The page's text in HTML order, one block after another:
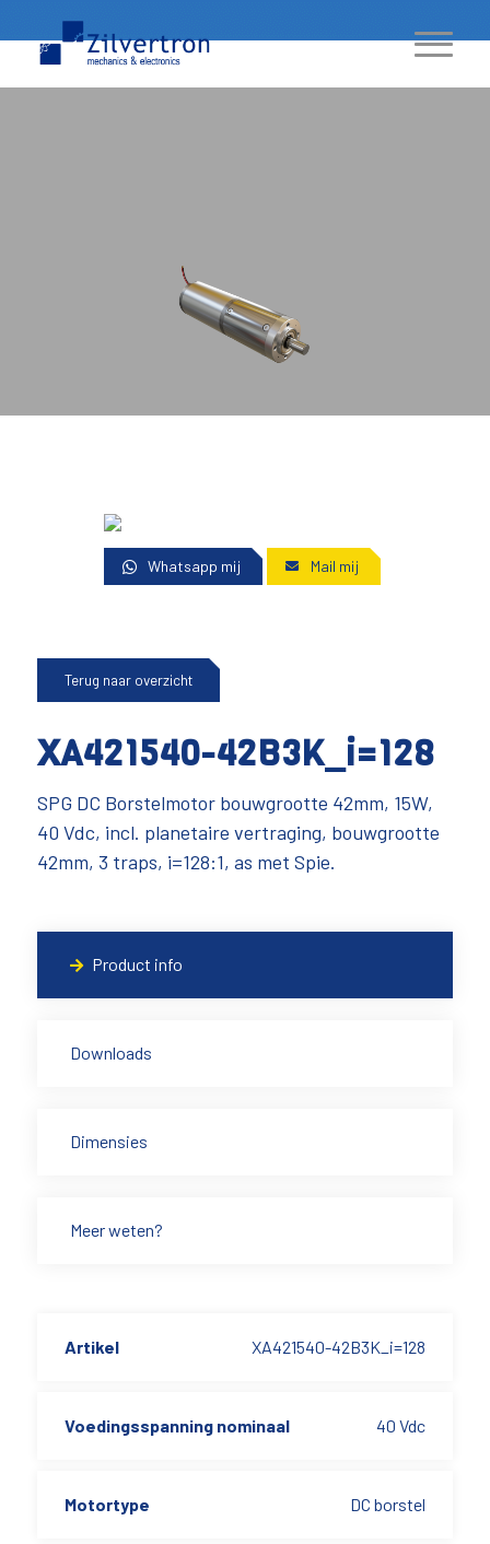
Whatsapp mij Mail mij
Terug naar overzicht
XA421540-42B3K_i=128
SPG DC Borstelmotor bouwgrootte 42mm, 15W,
40 Vdc, incl. planetaire vertraging, bouwgrootte
42mm, 3 traps, i=128:1, as met Spie.
Product info
Downloads
Dimensies
Meer weten?
Artikel XA421540-42B3K_i=128
Voedingsspanning nominaal 40 Vdc
Motortype DC borstel